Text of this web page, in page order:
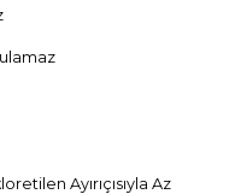
Ayırıçısıyla Az